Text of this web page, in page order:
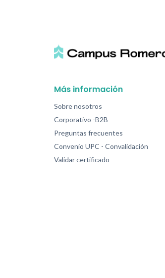
Más información
Sobre nosotros
Corporativo -B2B
Preguntas frecuentes
Convenio UPC - Convalidación
Validar certificado